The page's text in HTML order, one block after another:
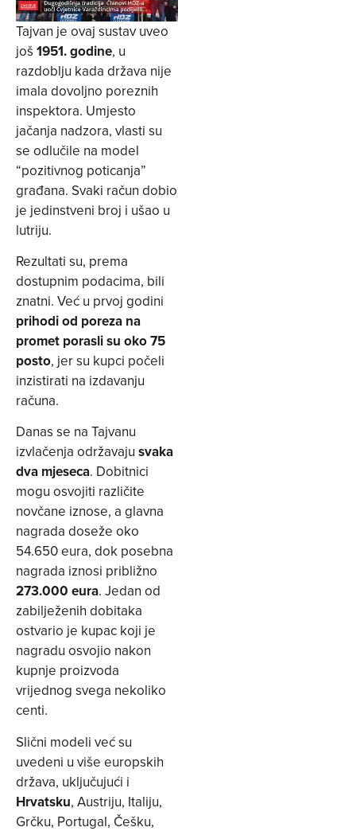
Tajvan je ovaj sustav uveo
još 1951. godine, u
razdoblju kada država nije
imala dovoljno poreznih
inspektora. Umjesto
jačanja nadzora, vlasti su
se odlučile na model
“pozitivnog poticanja”
građana. Svaki račun dobio
je jedinstveni broj i ušao u
lutriju.
Rezultati su, prema
dostupnim podacima, bili
znatni. Već u prvoj godini
prihodi od poreza na
promet porasli su oko 75
posto, jer su kupci počeli
inzistirati na izdavanju
računa.
Danas se na Tajvanu
izvlačenja održavaju svaka
dva mjeseca. Dobitnici
mogu osvojiti različite
novčane iznose, a glavna
nagrada doseže oko
54.650 eura, dok posebna
nagrada iznosi približno
273.000 eura. Jedan od
zabilježenih dobitaka
ostvario je kupac koji je
nagradu osvojio nakon
kupnje proizvoda
vrijednog svega nekoliko
centi.
Slični modeli već su
uvedeni u više europskih
država, uključujući i
Hrvatsku, Austriju, Italiju,
Grčku, Portugal, Češku,